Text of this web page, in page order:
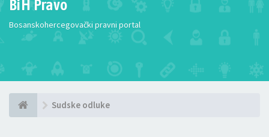
BiH Pravo
Bosanskohercegovački pravni portal
Sudske odluke